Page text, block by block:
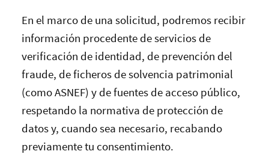
En el marco de una solicitud, podremos recibir
información procedente de servicios de
verificación de identidad, de prevención del
fraude, de ficheros de solvencia patrimonial
(como ASNEF) y de fuentes de acceso público,
respetando la normativa de protección de
datos y, cuando sea necesario, recabando
previamente tu consentimiento.